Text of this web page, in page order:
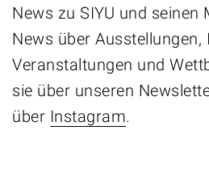
News zu SIYU und seinen
News über
Veranstaltungen und
sie über unseren
über Instagram.